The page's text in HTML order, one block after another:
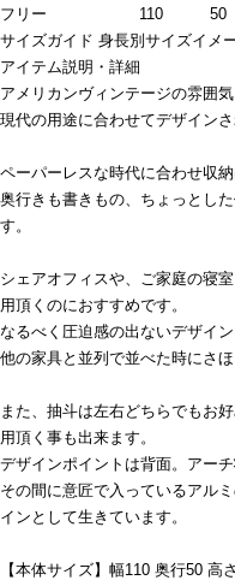
フリー
110 50
サイズガイド 身長別サイズイメ
アイテム説明・詳細
アメリカンヴィンテージの雰囲
現代の用途に合わせてデザイン
ペーパーレスな時代に合わせ収納
奥行きも書きもの、ちょっとし
す。
シェアオフィスや、ご家庭の寝
用頂くのにおすすめです。
なるべく圧迫感の出ないデザイ
他の家具と並列で並べた時にさ
また、抽斗は左右どちらでもお
用頂く事も出来ます。
デザインポイントは背面。アーチ
その間に意匠で入っているアル
インとして生きています。
【本体サイズ】幅110 奥行50 高